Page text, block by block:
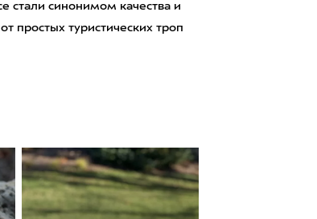
стали синонимом качества и
простых туристических троп